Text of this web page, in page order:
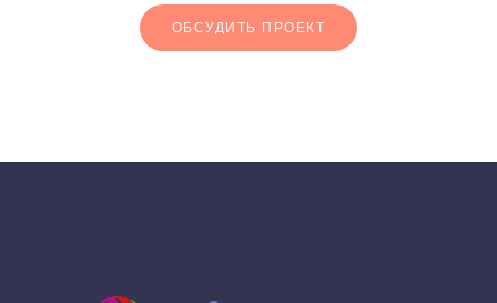
ОБСУДИТЬ ПРОЕКТ